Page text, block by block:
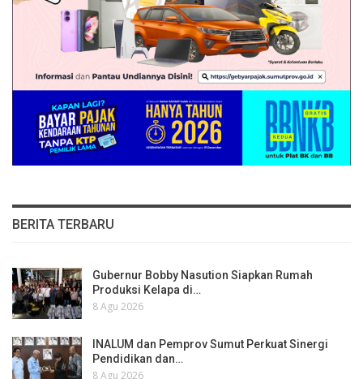
BERITA TERBARU
Gubernur Bobby Nasution Siapkan Rumah
Produksi Kelapa di…
8 Agu 2026
INALUM dan Pemprov Sumut Perkuat Sinergi
Pendidikan dan…
8 Agu 2026